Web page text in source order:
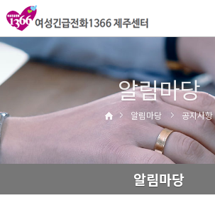
알림마당
알림마당 공지사항
알림마당